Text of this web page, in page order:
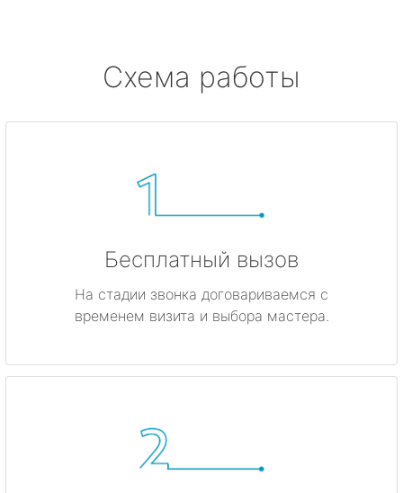
Схема работы
Бесплатный вызов
На стадии звонка договариваемся с
временем визита и выбора мастера.